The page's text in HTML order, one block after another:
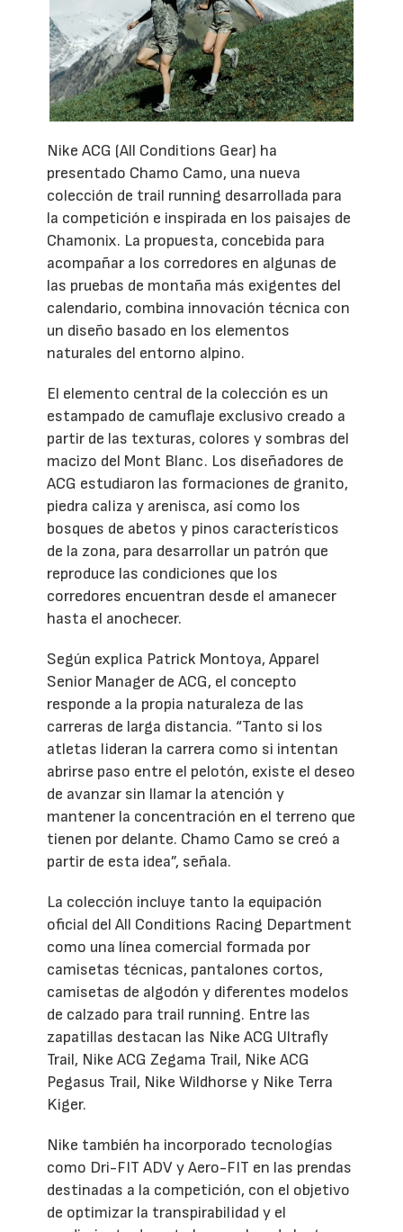
Nike ACG (All Conditions Gear) ha
presentado Chamo Camo, una nueva
colección de trail running desarrollada para
la competición e inspirada en los paisajes de
Chamonix. La propuesta, concebida para
acompañar a los corredores en algunas de
las pruebas de montaña más exigentes del
calendario, combina innovación técnica con
un diseño basado en los elementos
naturales del entorno alpino.
El elemento central de la colección es un
estampado de camuflaje exclusivo creado a
partir de las texturas, colores y sombras del
macizo del Mont Blanc. Los diseñadores de
ACG estudiaron las formaciones de granito,
piedra caliza y arenisca, así como los
bosques de abetos y pinos característicos
de la zona, para desarrollar un patrón que
reproduce las condiciones que los
corredores encuentran desde el amanecer
hasta el anochecer.
Según explica Patrick Montoya, Apparel
Senior Manager de ACG, el concepto
responde a la propia naturaleza de las
carreras de larga distancia. “Tanto si los
atletas lideran la carrera como si intentan
abrirse paso entre el pelotón, existe el deseo
de avanzar sin llamar la atención y
mantener la concentración en el terreno que
tienen por delante. Chamo Camo se creó a
partir de esta idea”, señala.
La colección incluye tanto la equipación
oficial del All Conditions Racing Department
como una línea comercial formada por
camisetas técnicas, pantalones cortos,
camisetas de algodón y diferentes modelos
de calzado para trail running. Entre las
zapatillas destacan las Nike ACG Ultrafly
Trail, Nike ACG Zegama Trail, Nike ACG
Pegasus Trail, Nike Wildhorse y Nike Terra
Kiger.
Nike también ha incorporado tecnologías
como Dri-FIT ADV y Aero-FIT en las prendas
destinadas a la competición, con el objetivo
de optimizar la transpirabilidad y el